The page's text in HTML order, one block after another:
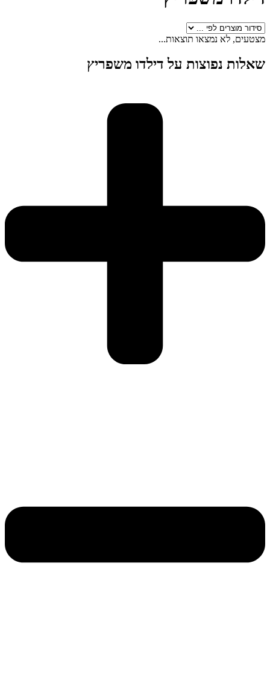
מצטעים, לא נמצאו תוצאות...
שאלות נפוצות על דילדו משפריץ